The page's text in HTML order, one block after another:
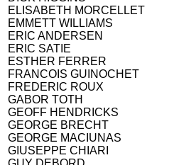
ELISABETH MORCELLET
EMMETT WILLIAMS
ERIC ANDERSEN
ERIC SATIE
ESTHER FERRER
FRANCOIS GUINOCHET
FREDERIC ROUX
GABOR TOTH
GEOFF HENDRICKS
GEORGE BRECHT
GEORGE MACIUNAS
GIUSEPPE CHIARI